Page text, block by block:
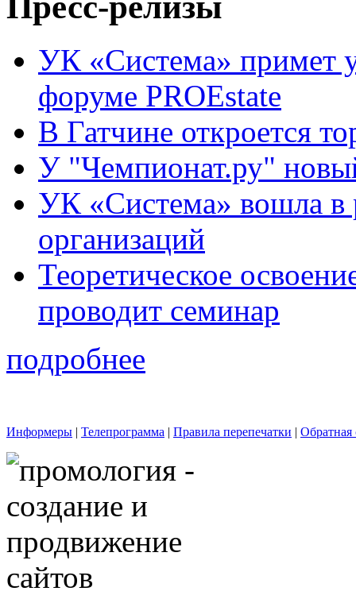
УК «Система» примет
форуме PROEstate
В Гатчине откроется
У "Чемпионат.ру"
УК «Система» вошла в
организаций
Теоретическое
проводит семинар
подробнее
Информеры | Телепрограмма | Правила перепечатки | Обратная